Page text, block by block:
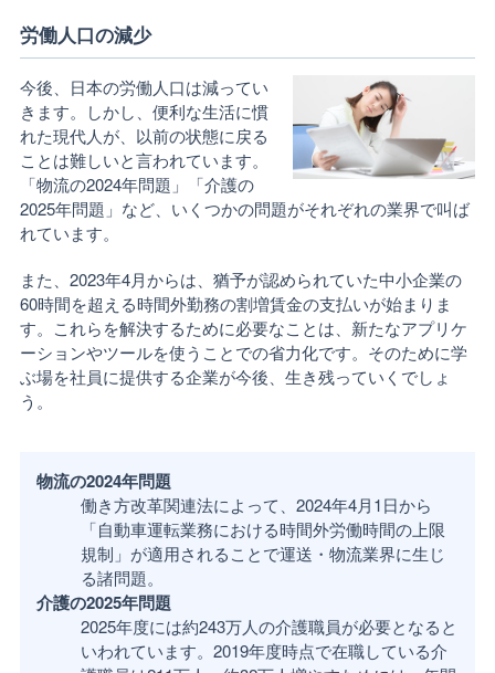
労働人口の減少
今後、日本の労働人口は減ってい
きます。しかし、便利な生活に慣
れた現代人が、以前の状態に戻る
ことは難しいと言われています。
「物流の2024年問題」「介護の
2025年問題」など、いくつかの問題がそれぞれの業界で叫ば
れています。
また、2023年4月からは、猶予が認められていた中小企業の
60時間を超える時間外勤務の割増賃金の支払いが始まりま
す。これらを解決するために必要なことは、新たなアプリケ
ーションやツールを使うことでの省力化です。そのために学
ぶ場を社員に提供する企業が今後、生き残っていくでしょ
う。
物流の2024年問題
働き方改革関連法によって、2024年4月1日から
「自動車運転業務における時間外労働時間の上限
規制」が適用されることで運送・物流業界に生じ
る諸問題。
介護の2025年問題
2025年度には約243万人の介護職員が必要となると
いわれています。2019年度時点で在職している介